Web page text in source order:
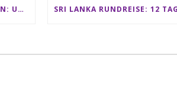
CLUB MED KANI MALEDIVEN: UNSERE ERFAHRUNGEN IM ALL-INCLUSIVE PARADIES